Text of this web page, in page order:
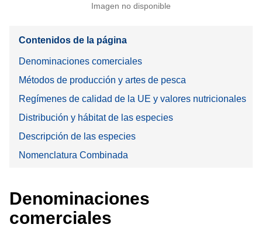
Imagen no disponible
Contenidos de la página
Denominaciones comerciales
Métodos de producción y artes de pesca
Regímenes de calidad de la UE y valores nutricionales
Distribución y hábitat de las especies
Descripción de las especies
Nomenclatura Combinada
Denominaciones
comerciales